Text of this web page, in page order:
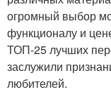
огромный выбор
функционалу и
ТОП-25 лучших
заслужили
любителей.